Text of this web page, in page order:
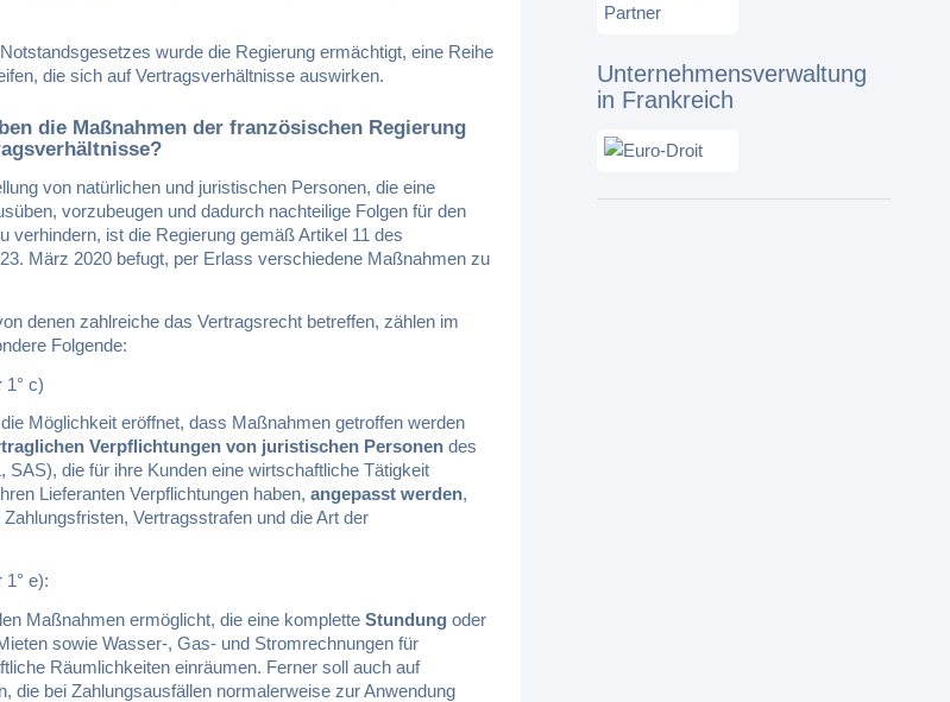
wurde die Regierung ermächtigt, eine Reihe
die sich auf Vertragsverhältnisse auswirken.
die Maßnahmen der französischen Regierung
von natürlichen und juristischen Personen, die eine
vorzubeugen und dadurch nachteilige Folgen für den
verhindern, ist die Regierung gemäß Artikel 11 des
März 2020 befugt, per Erlass verschiedene Maßnahmen zu
denen zahlreiche das Vertragsrecht betreffen, zählen im
Folgende:
1° c)
Möglichkeit eröffnet, dass Maßnahmen getroffen werden
Verpflichtungen von juristischen Personendes
SAS), die für ihre Kunden eine wirtschaftliche Tätigkeit
Lieferanten Verpflichtungen haben, angepasst werden,
Vertragsstrafen und die Art der
1° e):
Maßnahmen ermöglicht, die eine komplette Stundungoder
sowie Wasser-, Gas- und Stromrechnungen für
Räumlichkeiten einräumen. Ferner soll auch auf
die bei Zahlungsausfällen normalerweise zur Anwendung
Unternehmensverwaltung
in Frankreich